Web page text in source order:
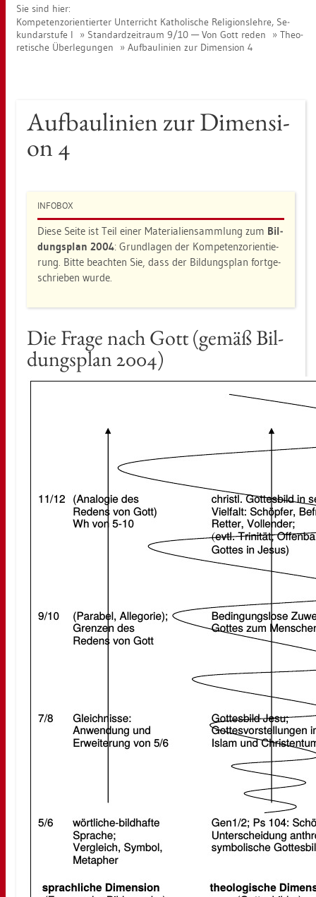
Sie sind hier:
Kom­pe­tenz­ori­en­tier­ter Un­ter­richt Ka­tho­li­sche Re­li­gi­ons­leh­re, Se­
kun­dar­stu­fe I
Stan­dard­zeit­raum 9/10 — Von Gott reden
Theo­
re­ti­sche Über­le­gun­gen
Auf­bau­li­ni­en zur Di­men­si­on 4
Auf­bau­li­ni­en zur Di­men­si­
on 4
IN­FO­BOX
Diese Seite ist Teil einer Ma­te­ria­li­en­samm­lung zum Bil­
dungs­plan 2004: Grund­la­gen der Kom­pe­tenz­ori­en­tie­
rung. Bitte be­ach­ten Sie, dass der Bil­dungs­plan fort­ge­
schrie­ben wurde.
Die Frage nach Gott (gemäß Bil­
dungs­plan 2004)